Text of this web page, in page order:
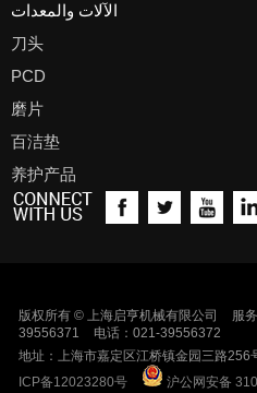
الآلات والمعدات
刀头
PCD
磨片
百洁垫
养护产品
版权所有 © 上海启亨机械有限公司
服
39556371
电话：021-39556372
地址：上海市嘉定区江桥镇金园三路256
ICP备12023280号
沪公网安备